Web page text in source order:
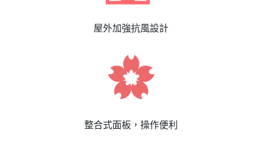
屋外加強抗風設計
整合式面板，操作便利